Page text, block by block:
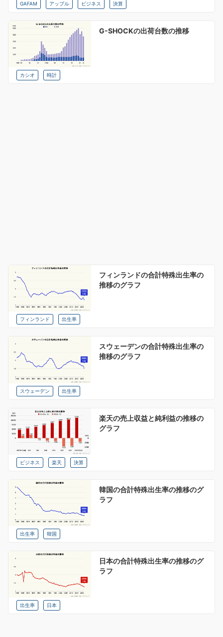
GAFAM アップル ビジネス 決算
G-SHOCKの出荷台数の推移
カシオ 時計
フィンランドの合計特殊出生率の
推移のグラフ
フィンランド 出生率
スウェーデンの合計特殊出生率の
推移のグラフ
スウェーデン 出生率
楽天の売上収益と純利益の推移の
グラフ
ビジネス 楽天 決算
韓国の合計特殊出生率の推移のグ
ラフ
出生率 韓国
日本の合計特殊出生率の推移のグ
ラフ
出生率 日本